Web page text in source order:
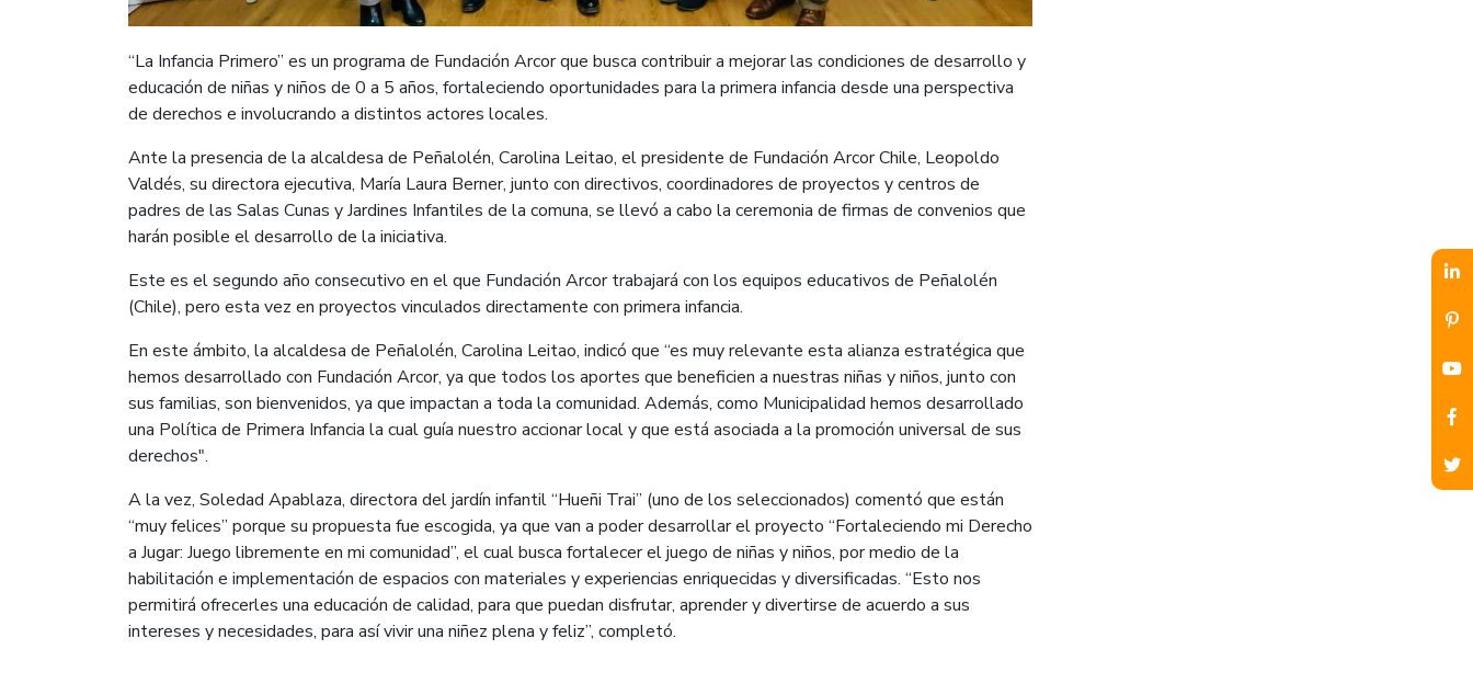
“La Infancia Primero” es un programa de Fundación Arcor que busca contribuir a mejorar las condiciones de desarrollo y
educación de niñas y niños de 0 a 5 años, fortaleciendo oportunidades para la primera infancia desde una perspectiva
de derechos e involucrando a distintos actores locales.
Ante la presencia de la alcaldesa de Peñalolén, Carolina Leitao, el presidente de Fundación Arcor Chile, Leopoldo
Valdés, su directora ejecutiva, María Laura Berner, junto con directivos, coordinadores de proyectos y centros de
padres de las Salas Cunas y Jardines Infantiles de la comuna, se llevó a cabo la ceremonia de firmas de convenios que
harán posible el desarrollo de la iniciativa.
Este es el segundo año consecutivo en el que Fundación Arcor trabajará con los equipos educativos de Peñalolén
(Chile), pero esta vez en proyectos vinculados directamente con primera infancia.
En este ámbito, la alcaldesa de Peñalolén, Carolina Leitao, indicó que “es muy relevante esta alianza estratégica que
hemos desarrollado con Fundación Arcor, ya que todos los aportes que beneficien a nuestras niñas y niños, junto con
sus familias, son bienvenidos, ya que impactan a toda la comunidad. Además, como Municipalidad hemos desarrollado
una Política de Primera Infancia la cual guía nuestro accionar local y que está asociada a la promoción universal de sus
derechos".
A la vez, Soledad Apablaza, directora del jardín infantil “Hueñi Trai” (uno de los seleccionados) comentó que están
“muy felices” porque su propuesta fue escogida, ya que van a poder desarrollar el proyecto “Fortaleciendo mi Derecho
a Jugar: Juego libremente en mi comunidad”, el cual busca fortalecer el juego de niñas y niños, por medio de la
habilitación e implementación de espacios con materiales y experiencias enriquecidas y diversificadas. “Esto nos
permitirá ofrecerles una educación de calidad, para que puedan disfrutar, aprender y divertirse de acuerdo a sus
intereses y necesidades, para así vivir una niñez plena y feliz”, completó.